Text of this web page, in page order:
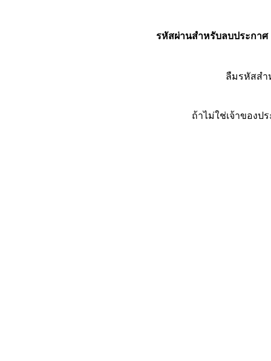
รหัสผ่านสำหรับลบประกาศ
ลืมรหัสส
ถ้าไม่ใช่เจ้าของป